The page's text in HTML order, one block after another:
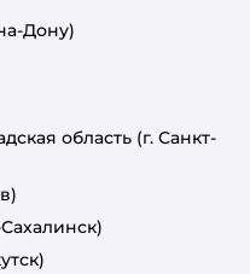
Дону)
область (г. Санкт-